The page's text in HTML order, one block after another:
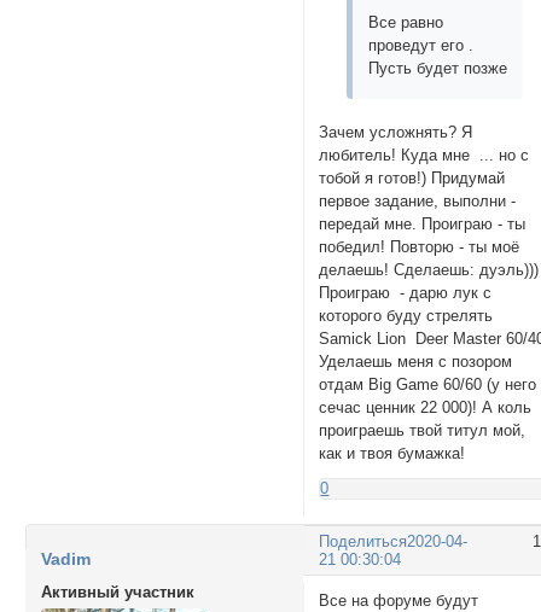
Все равно
проведут его .
Пусть будет позже
Зачем усложнять? Я
любитель! Куда мне ... но с
тобой я готов!) Придумай
первое задание, выполни -
передай мне. Проиграю - ты
победил! Повторю - ты моё
делаешь! Сделаешь: дуэль)))
Проиграю - дарю лук с
которого буду стрелять
Samick Lion Deer Master 60/
Уделаешь меня с позором
отдам Big Game 60/60 (у него
сечас ценник 22 000)! А коль
проиграешь твой титул мой,
как и твоя бумажка!
0
Поделиться2020-04-
21 00:30:04
Vadim
Активный участник
Все на форуме будут